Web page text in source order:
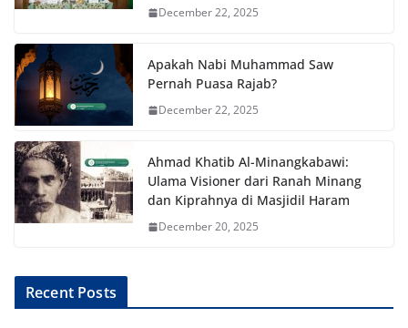
December 22, 2025
Apakah Nabi Muhammad Saw
Pernah Puasa Rajab?
December 22, 2025
Ahmad Khatib Al-Minangkabawi:
Ulama Visioner dari Ranah Minang
dan Kiprahnya di Masjidil Haram
December 20, 2025
Recent Posts